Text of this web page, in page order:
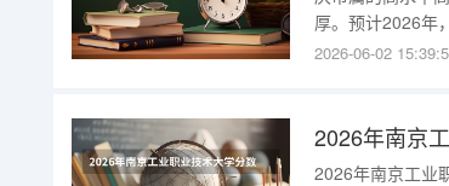
厚。预计2026年
前列，对应分数
2026-06-02
2026年南京工业